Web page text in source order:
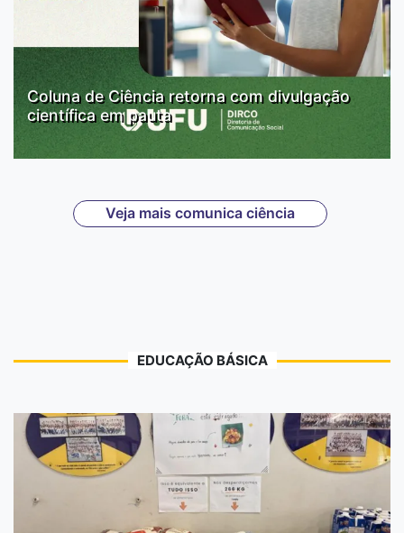
Coluna de Ciência retorna com divulgação
científica em pauta
Veja mais comunica ciência
EDUCAÇÃO BÁSICA